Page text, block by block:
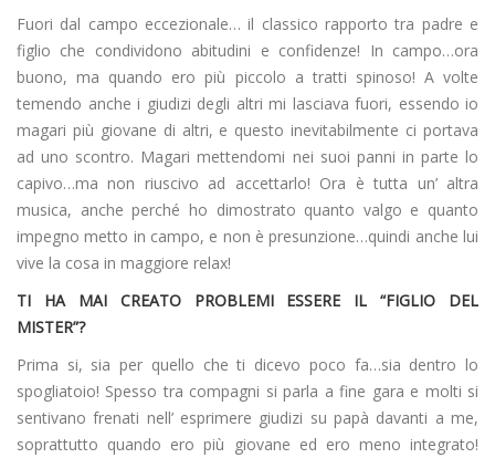
Fuori dal campo eccezionale… il classico rapporto tra padre e
figlio che condividono abitudini e confidenze! In campo…ora
buono, ma quando ero più piccolo a tratti spinoso! A volte
temendo anche i giudizi degli altri mi lasciava fuori, essendo io
magari più giovane di altri, e questo inevitabilmente ci portava
ad uno scontro. Magari mettendomi nei suoi panni in parte lo
capivo…ma non riuscivo ad accettarlo! Ora è tutta un’ altra
musica, anche perché ho dimostrato quanto valgo e quanto
impegno metto in campo, e non è presunzione…quindi anche lui
vive la cosa in maggiore relax!
TI HA MAI CREATO PROBLEMI ESSERE IL “FIGLIO DEL
MISTER”?
Prima si, sia per quello che ti dicevo poco fa…sia dentro lo
spogliatoio! Spesso tra compagni si parla a fine gara e molti si
sentivano frenati nell’ esprimere giudizi su papà davanti a me,
soprattutto quando ero più giovane ed ero meno integrato!